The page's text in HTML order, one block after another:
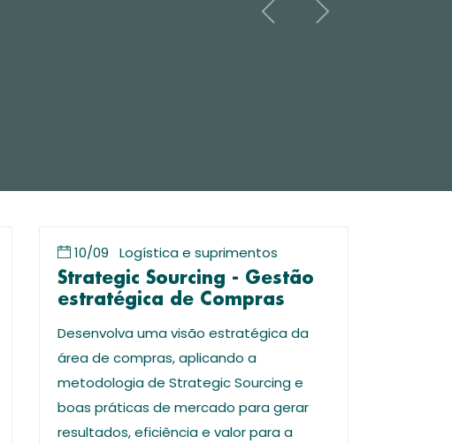
10/09 Logística e suprimentos
Strategic Sourcing - Gestão
estratégica de Compras
Desenvolva uma visão estratégica da
área de compras, aplicando a
metodologia de Strategic Sourcing e
boas práticas de mercado para gerar
resultados, eficiência e valor para a